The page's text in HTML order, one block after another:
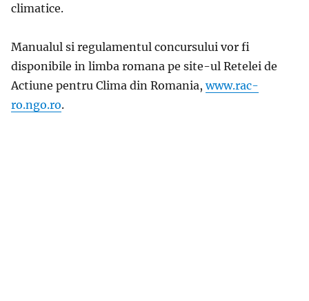
climatice.
Manualul si regulamentul concursului vor fi
disponibile in limba romana pe site-ul Retelei de
Actiune pentru Clima din Romania,www.rac-
ro.ngo.ro.